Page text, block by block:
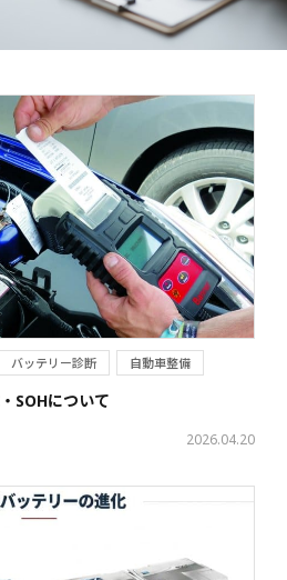
バッテリー診断 自動車整備
SOHについて
2026.04.20